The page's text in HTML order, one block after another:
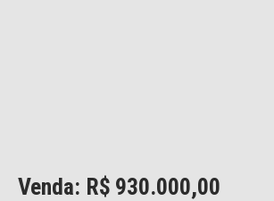
Venda: R$ 930.000,00